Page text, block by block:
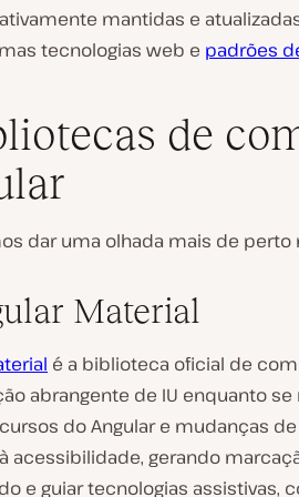
mantidas e
tecnologias web e padrões
de
dar uma olhada mais de perto
Material
é a biblioteca oficial de
abrangente de IU enquanto
do Angular e mudanças
acessibilidade, gerando
e guiar tecnologias assistivas,